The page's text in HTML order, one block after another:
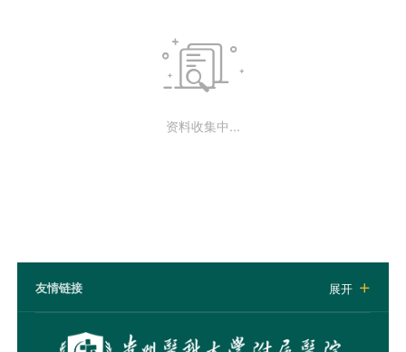

资料收集中...
友情链接 展开 